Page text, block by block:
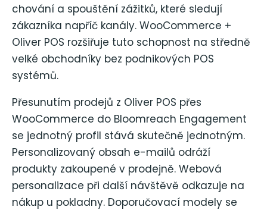
chování a spouštění zážitků, které sledují
zákazníka napříč kanály. WooCommerce +
Oliver POS rozšiřuje tuto schopnost na středně
velké obchodníky bez podnikových POS
systémů.
Přesunutím prodejů z Oliver POS přes
WooCommerce do Bloomreach Engagement
se jednotný profil stává skutečně jednotným.
Personalizovaný obsah e-mailů odráží
produkty zakoupené v prodejně. Webová
personalizace při další návštěvě odkazuje na
nákup u pokladny. Doporučovací modely se